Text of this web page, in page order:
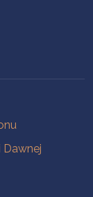
Dawnej